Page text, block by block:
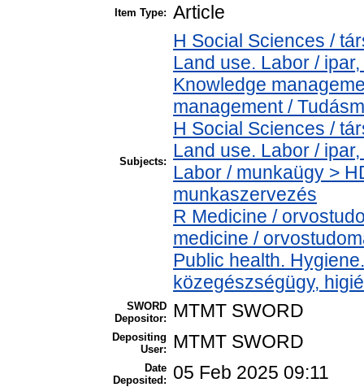
Item Type: Article
Subjects:
H Social Sciences /
Land use. Labor /
Knowledge
management /
H Social Sciences /
Land use. Labor /
Labor / munkaügy >
munkaszervezés
R Medicine /
medicine /
Public health.
közegészségügy,
SWORD
Depositor:
MTMT SWORD
Depositing
User:
MTMT SWORD
Date
Deposited:
05 Feb 2025 09:11